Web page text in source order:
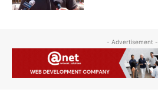
- Advertisement -